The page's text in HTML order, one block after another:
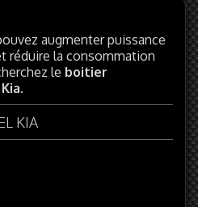
augmenter puissance
réduire la consommation
le boitier
Kia.
KIA